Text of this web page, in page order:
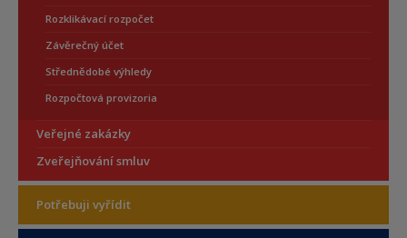
Rozklikávací rozpočet
Závěrečný účet
Střednědobé výhledy
Rozpočtová provizoria
Veřejné zakázky
Zveřejňování smluv
Potřebuji vyřídit